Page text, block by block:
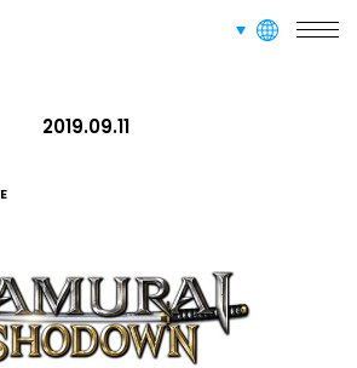
languages
FOR FANS
2019.09.11